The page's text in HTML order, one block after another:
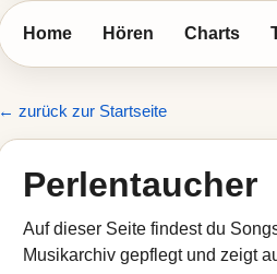
Home Hören Charts
← zurück zur Startseite
Perlentaucher
Auf dieser Seite findest du
Musikarchiv gepflegt und zeigt